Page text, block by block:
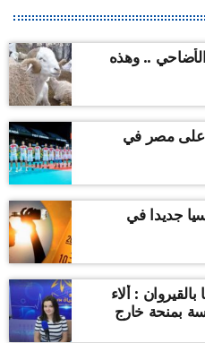
.. وهذه
على مصر في
جديدا في
بالقيروان : ألاء
بمنحة خارج